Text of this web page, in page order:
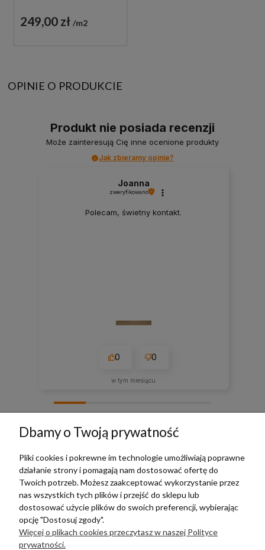
249,00 zł m2
OPINIE O PRODUKCIE
Produkt nie posiada recenzji
Może zainteresują Cię inne ocenione produkty
Jak zbieramy opinie?
Joanna
zweryfikowano
Polecam, świetny kontakt.
0 0
w tym miesiącu
TERRADECO
BAZA WIEDZY
PŁATNOŚCI I DOSTAWA
Dbamy o Twoją prywatność
Pliki cookies i pokrewne im technologie umożliwiają poprawne
działanie strony i pomagają nam dostosować ofertę do
Twoich potrzeb. Możesz zaakceptować wykorzystanie przez
nas wszystkich tych plików i przejść do sklepu lub
dostosować użycie plików do swoich preferencji, wybierając
opcję "Dostosuj zgody".
Więcej o plikach cookies przeczytasz w naszej Polityce
prywatności.